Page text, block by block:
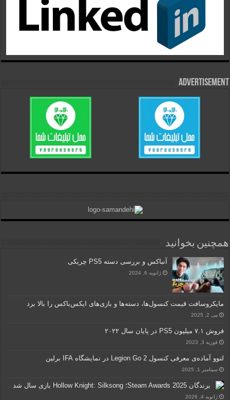
Advertisement
همچنین بخوانید
آنباکس و بررسی دسته PS5 چریکی
ژانویه 6, 2024
مایکروسافت قیمت کنسول‌ها، دسته‌ها و بازی‌های ایکس‌باکس را بالا برد
می 2, 2025
فروش ۷.۱ میلیون PS5 در پایان سال ۲۰۲۲
فوریه 3, 2023
لنوو آماده‌ی معرفی کنسول Legion Go 2 در نمایشگاه IFA برلین
سپتامبر 1, 2025
برندگان Steam Awards 2025؛ Hollow Knight: Silksong بازی سال شد
ژانویه 4, 2026